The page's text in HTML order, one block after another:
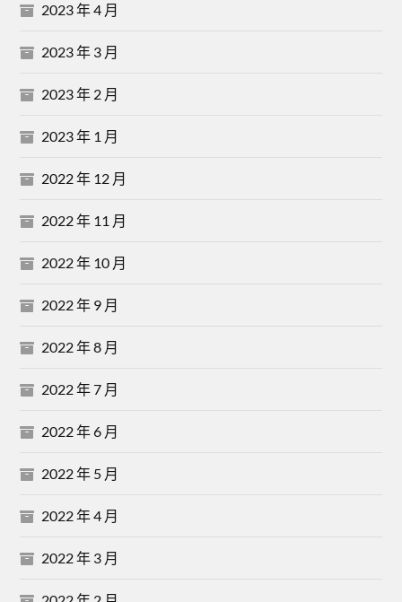
2023 年 4 月
2023 年 3 月
2023 年 2 月
2023 年 1 月
2022 年 12 月
2022 年 11 月
2022 年 10 月
2022 年 9 月
2022 年 8 月
2022 年 7 月
2022 年 6 月
2022 年 5 月
2022 年 4 月
2022 年 3 月